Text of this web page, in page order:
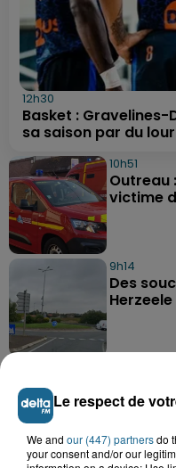
12h30
Basket :
sa saison par du
10h51
Outreau
victime
9h14
Des
blessé
Le respect de
We and our (447) partnersdo
your consent and/or our